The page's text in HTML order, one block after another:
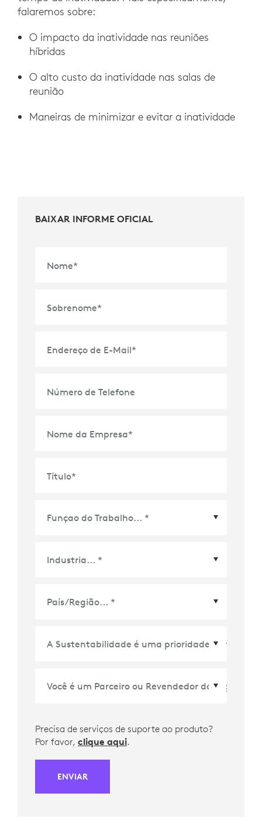
falaremos sobre:
O impacto da inatividade nas reuniões
híbridas
O alto custo da inatividade nas salas de
reunião
Maneiras de minimizar e evitar a inatividade
BAIXAR INFORME OFICIAL
Nome*
Sobrenome*
Endereço de E-Mail*
Número de Telefone
Nome da Empresa*
Título*
Precisa de serviços de suporte ao produto?
Por favor, clique aqui.
ENVIAR